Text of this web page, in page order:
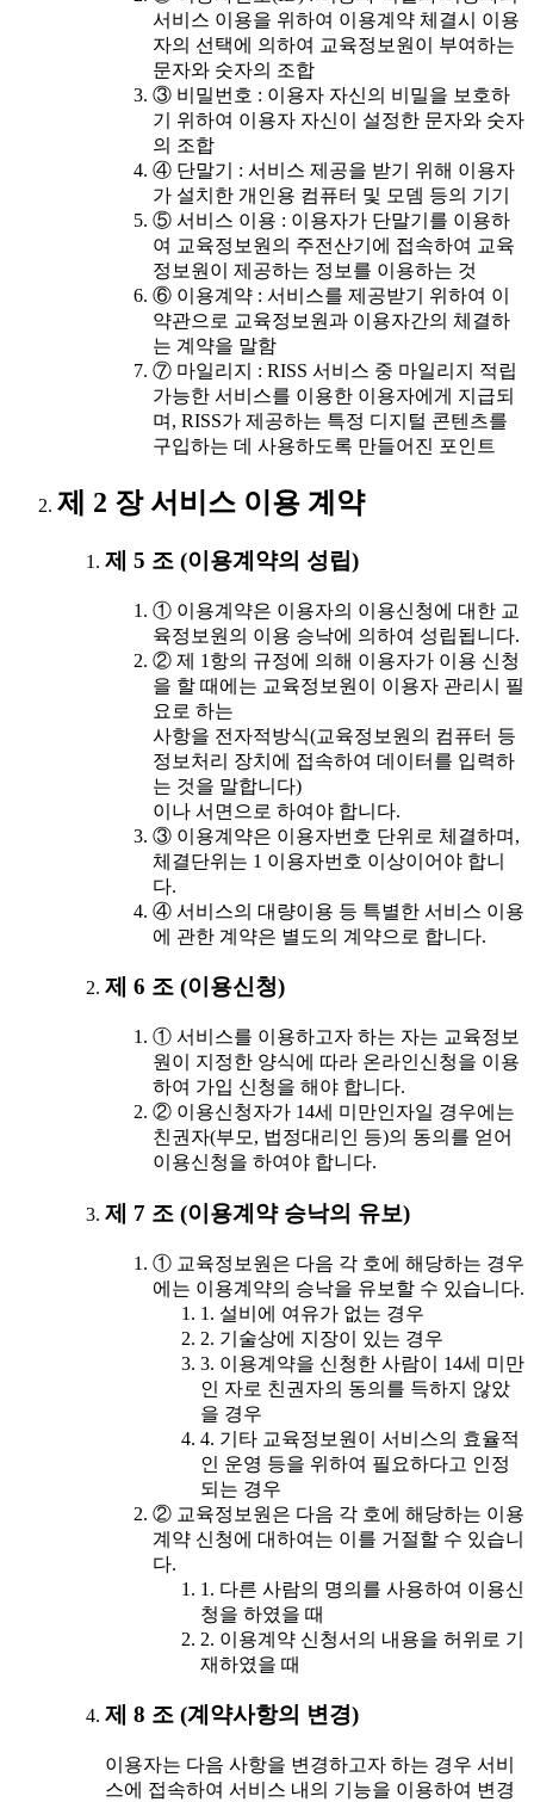
서비스 이용을 위하여 이용계약 체결시 이용
자의 선택에 의하여 교육정보원이 부여하는
문자와 숫자의 조합
③ 비밀번호 : 이용자 자신의 비밀을 보호하
기 위하여 이용자 자신이 설정한 문자와 숫자
의 조합
④ 단말기 : 서비스 제공을 받기 위해 이용자
가 설치한 개인용 컴퓨터 및 모뎀 등의 기기
⑤ 서비스 이용 : 이용자가 단말기를 이용하
여 교육정보원의 주전산기에 접속하여 교육
정보원이 제공하는 정보를 이용하는 것
⑥ 이용계약 : 서비스를 제공받기 위하여 이
약관으로 교육정보원과 이용자간의 체결하
는 계약을 말함
⑦ 마일리지 : RISS 서비스 중 마일리지 적립
가능한 서비스를 이용한 이용자에게 지급되
며, RISS가 제공하는 특정 디지털 콘텐츠를
구입하는 데 사용하도록 만들어진 포인트
제 2 장 서비스 이용 계약
제 5 조 (이용계약의 성립)
① 이용계약은 이용자의 이용신청에 대한 교
육정보원의 이용 승낙에 의하여 성립됩니다.
② 제 1항의 규정에 의해 이용자가 이용 신청
을 할 때에는 교육정보원이 이용자 관리시 필
요로 하는
사항을 전자적방식(교육정보원의 컴퓨터 등
정보처리 장치에 접속하여 데이터를 입력하
는 것을 말합니다)
이나 서면으로 하여야 합니다.
③ 이용계약은 이용자번호 단위로 체결하며,
체결단위는 1 이용자번호 이상이어야 합니
다.
④ 서비스의 대량이용 등 특별한 서비스 이용
에 관한 계약은 별도의 계약으로 합니다.
제 6 조 (이용신청)
① 서비스를 이용하고자 하는 자는 교육정보
원이 지정한 양식에 따라 온라인신청을 이용
하여 가입 신청을 해야 합니다.
② 이용신청자가 14세 미만인자일 경우에는
친권자(부모, 법정대리인 등)의 동의를 얻어
이용신청을 하여야 합니다.
제 7 조 (이용계약 승낙의 유보)
① 교육정보원은 다음 각 호에 해당하는 경우
에는 이용계약의 승낙을 유보할 수 있습니다.
1. 설비에 여유가 없는 경우
2. 기술상에 지장이 있는 경우
3. 이용계약을 신청한 사람이 14세 미만
인 자로 친권자의 동의를 득하지 않았
을 경우
4. 기타 교육정보원이 서비스의 효율적
인 운영 등을 위하여 필요하다고 인정
되는 경우
② 교육정보원은 다음 각 호에 해당하는 이용
계약 신청에 대하여는 이를 거절할 수 있습니
다.
1. 다른 사람의 명의를 사용하여 이용신
청을 하였을 때
2. 이용계약 신청서의 내용을 허위로 기
재하였을 때
제 8 조 (계약사항의 변경)
이용자는 다음 사항을 변경하고자 하는 경우 서비
스에 접속하여 서비스 내의 기능을 이용하여 변경